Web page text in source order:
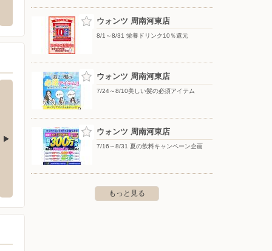
水2丁目2-1 〒745-0845 山口県周南市河東町1-1
ウォンツ 周南河東店
8/1～8/31 栄養ドリンク10％還元
ウォンツ 周南河東店
7/24～8/10美しい髪の必須アイテム
ウォンツ 周南河東店
7/16～8/31 夏の飲料キャンペーン企画
もっと見る